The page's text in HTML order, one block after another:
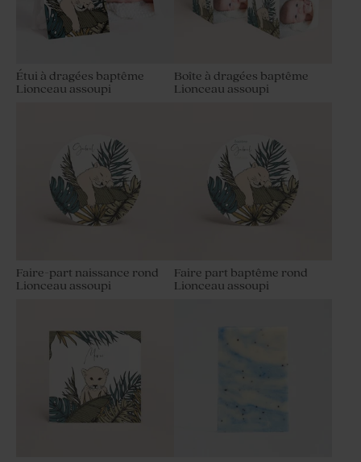
Étui à dragées baptême
Lionceau assoupi
Boîte à dragées baptême
Lionceau assoupi
Faire-part naissance rond
Lionceau assoupi
Faire part baptême rond
Lionceau assoupi